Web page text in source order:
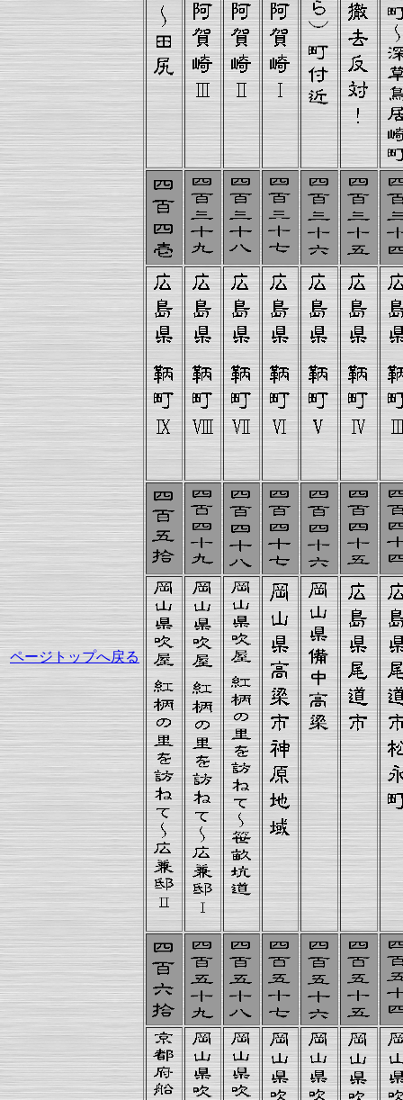
ページトップへ戻る